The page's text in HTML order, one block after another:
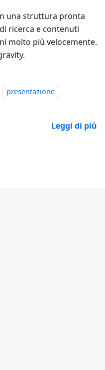
una struttura pronta
ricerca e contenuti
molto più velocemente.
presentazione
Leggi di più